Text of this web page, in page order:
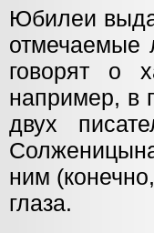
Юбилеи
отмечаемые
говорят о
например, в
двух
ним
глаза.